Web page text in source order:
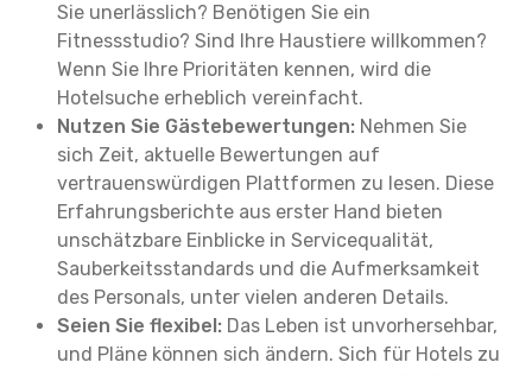
Sie unerlässlich? Benötigen Sie ein
Fitnessstudio? Sind Ihre Haustiere willkommen?
Wenn Sie Ihre Prioritäten kennen, wird die
Hotelsuche erheblich vereinfacht.
Nutzen Sie Gästebewertungen: Nehmen Sie
sich Zeit, aktuelle Bewertungen auf
vertrauenswürdigen Plattformen zu lesen. Diese
Erfahrungsberichte aus erster Hand bieten
unschätzbare Einblicke in Servicequalität,
Sauberkeitsstandards und die Aufmerksamkeit
des Personals, unter vielen anderen Details.
Seien Sie flexibel: Das Leben ist unvorhersehbar,
und Pläne können sich ändern. Sich für Hotels zu